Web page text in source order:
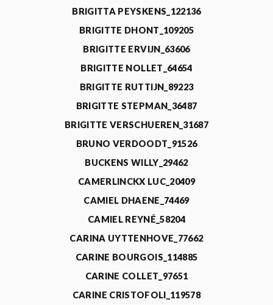
BRIGITTA PEYSKENS_122136
BRIGITTE DHONT_109205
BRIGITTE ERVIJN_63606
BRIGITTE NOLLET_64654
BRIGITTE RUTTIJN_89223
BRIGITTE STEPMAN_36487
BRIGITTE VERSCHUEREN_31687
BRUNO VERDOODT_91526
BUCKENS WILLY_29462
CAMERLINCKX LUC_20409
CAMIEL DHAENE_74469
CAMIEL REYNÉ_58204
CARINA UYTTENHOVE_77662
CARINE BOURGOIS_114885
CARINE COLLET_97651
CARINE CRISTOFOLI_119578